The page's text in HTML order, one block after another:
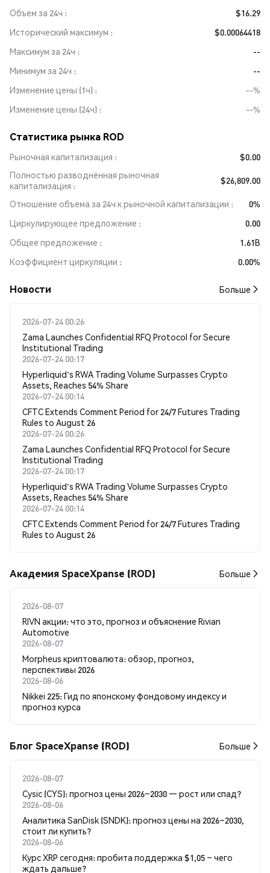
Объем за 24ч
$16.29
Исторический максимум
$0.00064418
Максимум за 24ч
--
Минимум за 24ч
--
Изменение цены (1ч)
--%
Изменение цены (24ч)
--%
Статистика рынка ROD
Рыночная капитализация
$0.00
Полностью разводнённая рыночная
капитализация
$26,809.00
Отношение объема за 24ч к рыночной капитализации
0%
Циркулирующее предложение
0.00
Общее предложение
1.61B
Коэффициент циркуляции
0.00%
Новости Больше
2026-07-24 00:26
Zama Launches Confidential RFQ Protocol for Secure
Institutional Trading
2026-07-24 00:17
Hyperliquid's RWA Trading Volume Surpasses Crypto
Assets, Reaches 54% Share
2026-07-24 00:14
CFTC Extends Comment Period for 24/7 Futures Trading
Rules to August 26
2026-07-24 00:26
Zama Launches Confidential RFQ Protocol for Secure
Institutional Trading
2026-07-24 00:17
Hyperliquid's RWA Trading Volume Surpasses Crypto
Assets, Reaches 54% Share
2026-07-24 00:14
CFTC Extends Comment Period for 24/7 Futures Trading
Rules to August 26
Академия SpaceXpanse (ROD) Больше
2026-08-07
RIVN акции: что это, прогноз и объяснение Rivian
Automotive
2026-08-07
Morpheus криптовалюта: обзор, прогноз,
перспективы 2026
2026-08-06
Nikkei 225: Гид по японскому фондовому индексу и
прогноз курса
Блог SpaceXpanse (ROD) Больше
2026-08-07
Cysic (CYS): прогноз цены 2026–2030 — рост или спад?
2026-08-06
Аналитика SanDisk (SNDK): прогноз цены на 2026–2030,
стоит ли купить?
2026-08-06
Курс XRP сегодня: пробита поддержка $1,05 – чего
ждать дальше?